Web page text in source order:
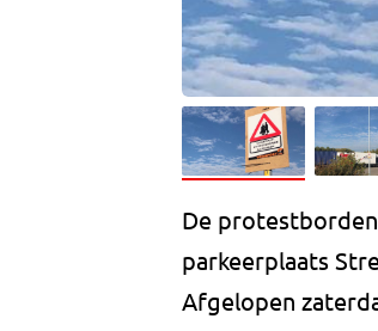
De
parkeerplaats
Afgelopen